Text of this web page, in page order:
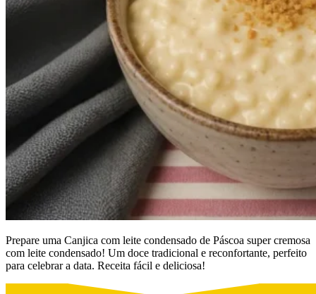
Prepare uma Canjica com leite condensado de Páscoa super cremosa
com leite condensado! Um doce tradicional e reconfortante, perfeito
para celebrar a data. Receita fácil e deliciosa!